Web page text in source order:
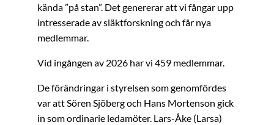
kända ”på stan”. Det genererar att vi fångar upp
intresserade av släktforskning och får nya
medlemmar.
Vid ingången av 2026 har vi 459 medlemmar.
De förändringar i styrelsen som genomfördes
var att Sören Sjöberg och Hans Mortenson gick
in som ordinarie ledamöter. Lars-Åke (Larsa)